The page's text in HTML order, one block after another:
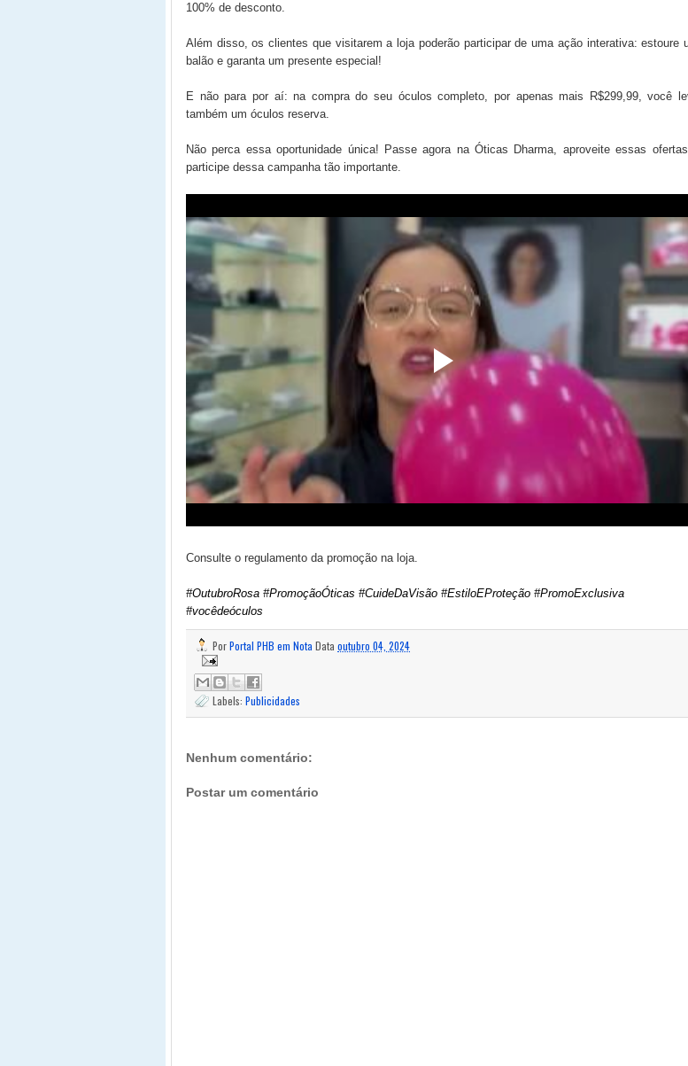
100% de desconto.
Além disso, os clientes que visitarem a loja poderão participar de uma ação interativa: estoure
balão e garanta um presente especial!
E não para por aí: na compra do seu óculos completo, por apenas mais R$299,99, você
também um óculos reserva.
Não perca essa oportunidade única! Passe agora na Óticas Dharma, aproveite essas
participe dessa campanha tão importante.
Consulte o regulamento da promoção na loja.
#OutubroRosa #PromoçãoÓticas #CuideDaVisão #EstiloEProteção #PromoExclusiva
#vocêdeóculos
PorPortal PHB em Nota Data outubro 04, 2024
Labels: Publicidades
Nenhum comentário:
Postar um comentário